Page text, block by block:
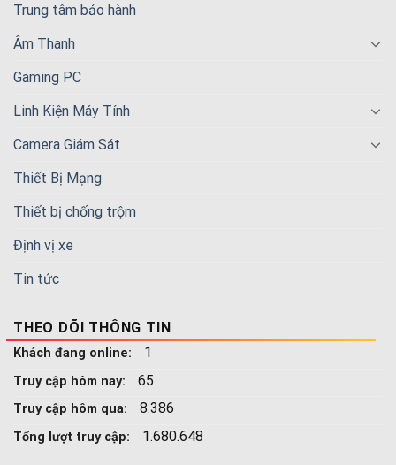
Trung tâm bảo hành
Âm Thanh
Gaming PC
Linh Kiện Máy Tính
Camera Giám Sát
Thiết Bị Mạng
Thiết bị chống trộm
Định vị xe
Tin tức
THEO DÕI THÔNG TIN
Khách đang online: 1
Truy cập hôm nay: 65
Truy cập hôm qua: 8.386
Tổng lượt truy cập: 1.680.648